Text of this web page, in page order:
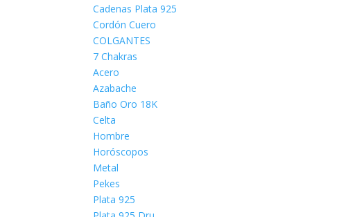
Cadenas Plata 925
Cordón Cuero
COLGANTES
7 Chakras
Acero
Azabache
Baño Oro 18K
Celta
Hombre
Horóscopos
Metal
Pekes
Plata 925